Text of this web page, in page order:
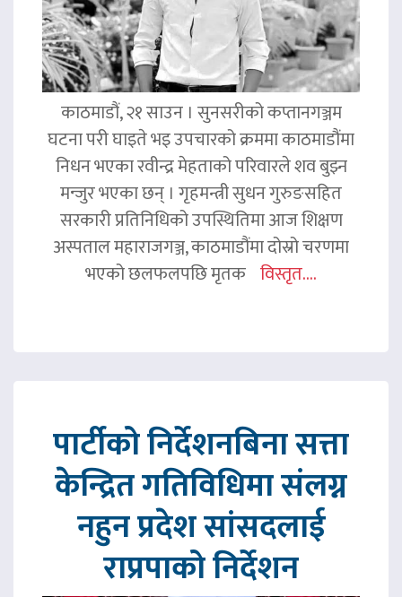
काठमाडौं, २१ साउन । सुनसरीको कप्तानगञ्जम
घटना परी घाइते भइ उपचारको क्रममा काठमाडौंमा
निधन भएका रवीन्द्र मेहताको परिवारले शव बुझ्न
मन्जुर भएका छन् । गृहमन्त्री सुधन गुरुङसहित
सरकारी प्रतिनिधिको उपस्थितिमा आज शिक्षण
अस्पताल महाराजगञ्ज, काठमाडौंमा दोस्रो चरणमा
भएको छलफलपछि मृतक विस्तृत....
पार्टीको निर्देशनबिना सत्ता
केन्द्रित गतिविधिमा संलग्न
नहुन प्रदेश सांसदलाई
राप्रपाको निर्देशन